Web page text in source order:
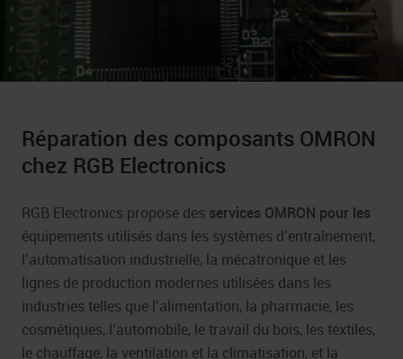
Réparation des composants OMRON
chez RGB Electronics
RGB Electronics propose des services OMRON pour les
équipements utilisés dans les systèmes d’entraînement,
l’automatisation industrielle, la mécatronique et les
lignes de production modernes utilisées dans les
industries telles que l’alimentation, la pharmacie, les
cosmétiques, l’automobile, le travail du bois, les textiles,
le chauffage, la ventilation et la climatisation, et la